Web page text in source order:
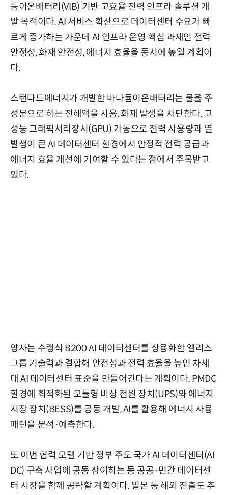
듐이온배터리(VIB) 기반 고효율 전력 인프라 솔루션 개
발 목적이다. AI 서비스 확산으로 데이터센터 수요가 빠
르게 증가하는 가운데 AI 인프라 운영 핵심 과제인 전력
안정성, 화재 안전성, 에너지 효율을 동시에 높일 계획이
다.
스탠다드에너지가 개발한 바나듐이온배터리는 물을 주
성분으로 하는 전해액을 사용, 화재 발생을 차단한다. 고
성능 그래픽처리장치(GPU) 가동으로 전력 사용량과 열
발생이 큰 AI 데이터센터 환경에서 안정적 전력 공급과
에너지 효율 개선에 기여할 수 있다는 점에서 주목받고
있다.
양사는 수랭식 B200 AI 데이터센터를 상용화한 엘리스
그룹 기술력과 결합해 안전성과 전력 효율을 높인 차세
대 AI 데이터센터 표준을 만들어간다는 계획이다. PMDC
환경에 최적화된 모듈형 비상 전원 장치(UPS)와 에너지
저장 장치(BESS)를 공동 개발, AI를 활용해 에너지 사용
패턴을 분석·예측한다.
또 이번 협력 모델 기반 정부 주도 국가 AI 데이터센터(AI
DC) 구축 사업에 공동 참여하는 등 공공·민간 데이터센
터 시장을 함께 공략할 계획이다. 일본 등 해외 진출도 추